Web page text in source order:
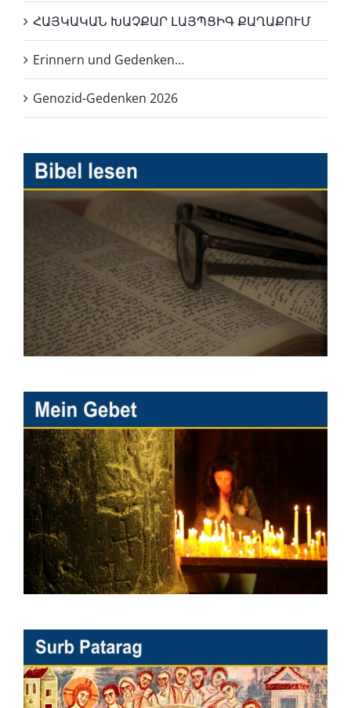
ՀԱՅԿԱԿԱՆ ԽԱՉՔԱՐ ԼԱՅՊՑԻԳ ՔԱՂԱՔՈՒՄ
Erinnern und Gedenken…
Genozid-Gedenken 2026